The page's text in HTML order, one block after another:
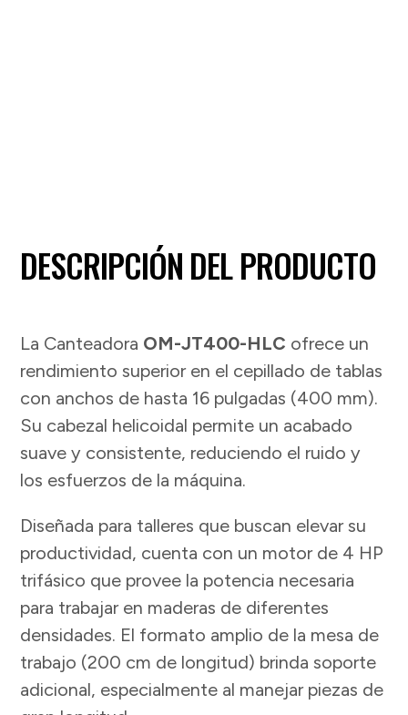
DESCRIPCIÓN DEL PRODUCTO
La Canteadora OM-JT400-HLC ofrece un
rendimiento superior en el cepillado de tablas
con anchos de hasta 16 pulgadas (400 mm).
Su cabezal helicoidal permite un acabado
suave y consistente, reduciendo el ruido y
los esfuerzos de la máquina.
Diseñada para talleres que buscan elevar su
productividad, cuenta con un motor de 4 HP
trifásico que provee la potencia necesaria
para trabajar en maderas de diferentes
densidades. El formato amplio de la mesa de
trabajo (200 cm de longitud) brinda soporte
adicional, especialmente al manejar piezas de